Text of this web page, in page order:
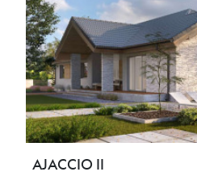
AJACCIO II